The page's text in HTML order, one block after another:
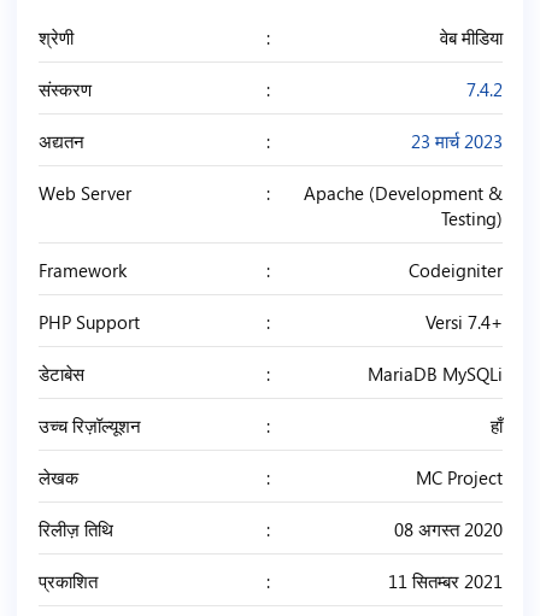
श्रेणी वेब मीडिया
संस्करण 7.4.2
अद्यतन 23 मार्च 2023
Web Server
Apache (Development &
Testing)
Framework Codeigniter
PHP Support Versi 7.4+
डेटाबेस MariaDB MySQLi
उच्च रिज़ॉल्यूशन हाँ
लेखक MC Project
रिलीज़ तिथि 08 अगस्त 2020
प्रकाशित 11 सितम्बर 2021